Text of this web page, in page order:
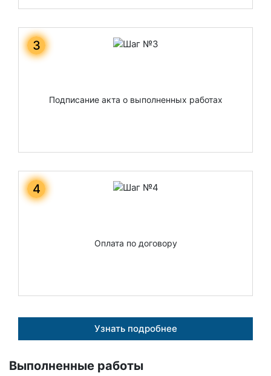
Подписание акта о выполненных работах
3
Оплата по договору
4
Узнать подробнее
Выполненные работы